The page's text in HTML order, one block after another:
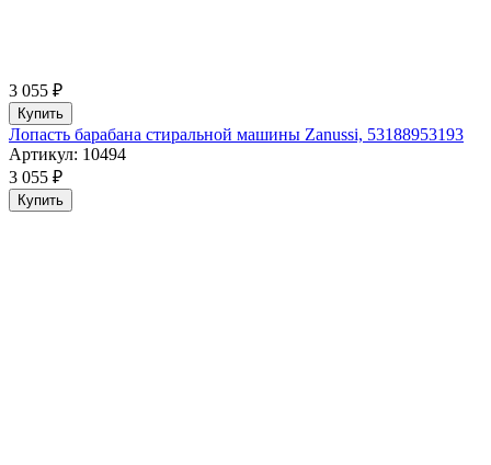
3 055 ₽
Купить
Лопасть барабана стиральной машины Zanussi, 53188953193
Артикул: 10494
3 055 ₽
Купить